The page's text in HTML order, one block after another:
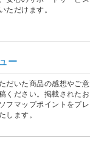
ただけます。
ー
だいた商品の感想やご意
ください。掲載されたお
フマップポイントをプレ
します。